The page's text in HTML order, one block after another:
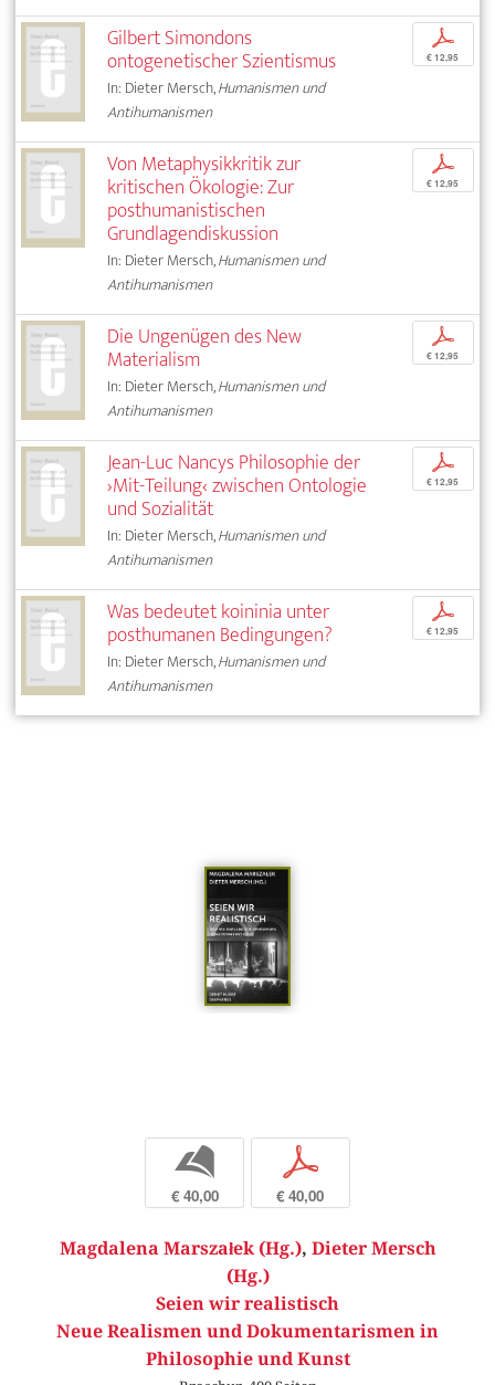
Gilbert Simondons
ontogenetischer Szientismus
In: Dieter Mersch,Humanismen und
Antihumanismen
p
€ 12,95
Von Metaphysikkritik zur
kritischen Ökologie: Zur
posthumanistischen
Grundlagendiskussion
In: Dieter Mersch,Humanismen und
Antihumanismen
p
€ 12,95
Die Ungenügen des New
Materialism
In: Dieter Mersch,Humanismen und
Antihumanismen
p
€ 12,95
Jean-Luc Nancys Philosophie der
›Mit-Teilung‹ zwischen Ontologie
und Sozialität
In: Dieter Mersch,Humanismen und
Antihumanismen
p
€ 12,95
Was bedeutet koininia unter
posthumanen Bedingungen?
In: Dieter Mersch,Humanismen und
Antihumanismen
p
€ 12,95
b
€ 40,00
p
€ 40,00
Magdalena Marszałek (Hg.), Dieter Mersch
(Hg.)
Seien wir realistisch
Neue Realismen und Dokumentarismen in
Philosophie und Kunst